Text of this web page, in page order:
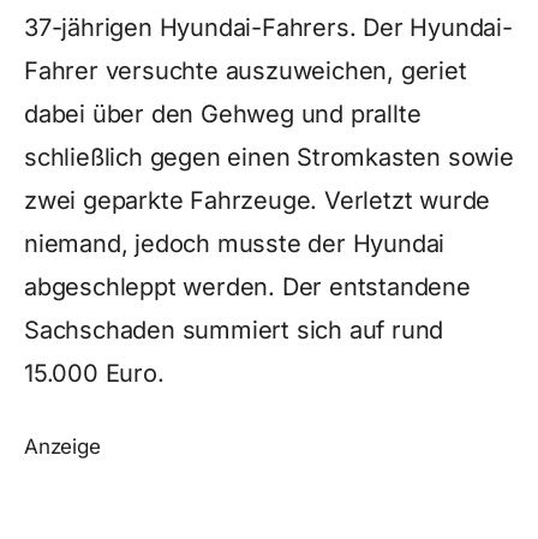
37-jährigen Hyundai-Fahrers. Der Hyundai-
Fahrer versuchte auszuweichen, geriet
dabei über den Gehweg und prallte
schließlich gegen einen Stromkasten sowie
zwei geparkte Fahrzeuge. Verletzt wurde
niemand, jedoch musste der Hyundai
abgeschleppt werden. Der entstandene
Sachschaden summiert sich auf rund
15.000 Euro.
Anzeige